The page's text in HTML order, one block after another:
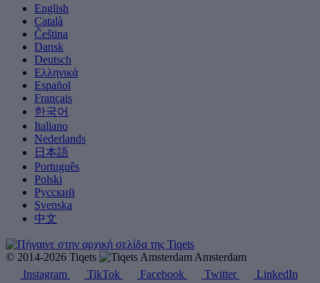
English
Català
Čeština
Dansk
Deutsch
Ελληνικά
Español
Français
한국어
Italiano
Nederlands
日本語
Português
Polski
Русский
Svenska
中文
© 2014-2026 Tiqets
Amsterdam
Instagram
TikTok Facebook Twitter LinkedIn